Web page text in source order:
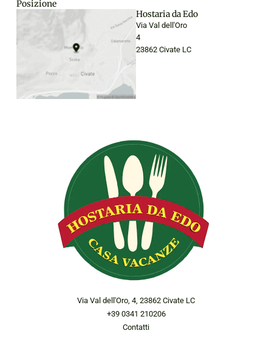
Posizione
Hostaria da Edo
Via Val dell'Oro
4
23862 Civate LC
Via Val dell'Oro, 4, 23862 Civate LC
+39 0341 210206
Contatti